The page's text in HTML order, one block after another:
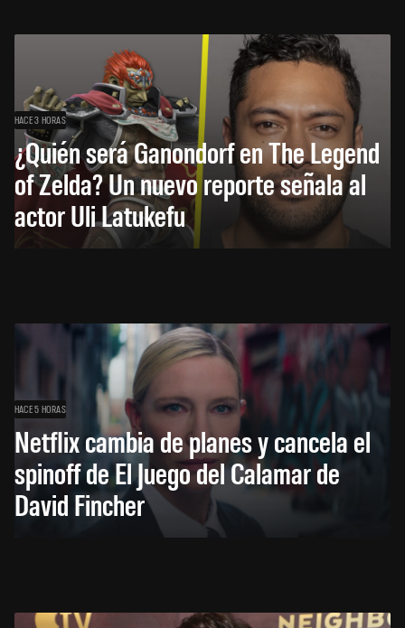
HACE 3 HORAS
¿Quién será Ganondorf en The Legend
of Zelda? Un nuevo reporte señala al
actor Uli Latukefu
HACE 5 HORAS
Netflix cambia de planes y cancela el
spinoff de El Juego del Calamar de
David Fincher